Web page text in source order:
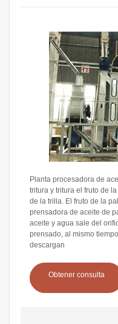
Planta procesadora de
tritura y tritura el fruto de
de la trilla. El fruto de la
prensadora de aceite de
aceite y agua sale del
prensado, al mismo
descargan
Obtener consulta